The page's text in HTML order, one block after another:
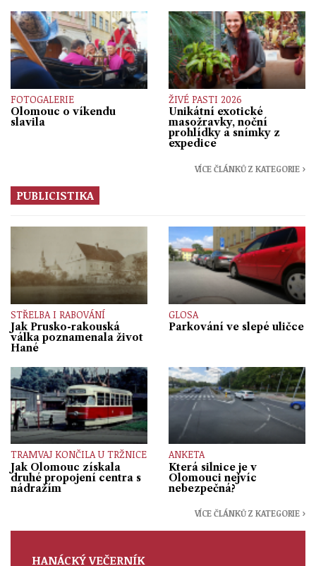
FOTOGALERIE
Olomouc o víkendu
slavila
ŽIVÉ PASTI 2026
Unikátní exotické
masožravky, noční
prohlídky a snímky z
expedice
VÍCE ČLÁNKŮ Z KATEGORIE ›
PUBLICISTIKA
STŘELBA I RABOVÁNÍ
Jak Prusko-rakouská
válka poznamenala život
Hané
GLOSA
Parkování ve slepé uličce
TRAMVAJ KONČILA U TRŽNICE
Jak Olomouc získala
druhé propojení centra s
nádražím
ANKETA
Která silnice je v
Olomouci nejvíc
nebezpečná?
VÍCE ČLÁNKŮ Z KATEGORIE ›
HANÁCKÝ VEČERNÍK